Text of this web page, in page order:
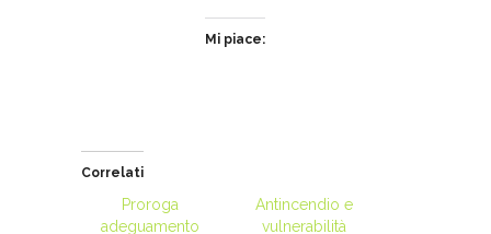
Mi piace:
Correlati
Proroga
adeguamento
Antincendio e
vulnerabilità